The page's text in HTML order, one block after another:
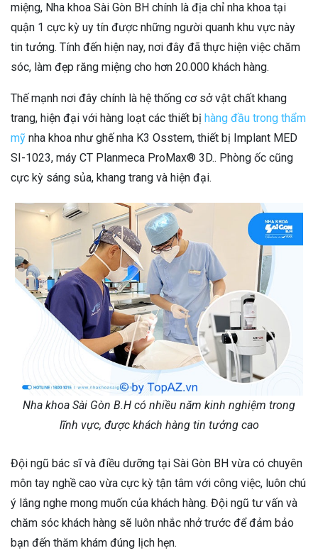
miệng, Nha khoa Sài Gòn BH chính là địa chỉ nha khoa tại
quận 1 cực kỳ uy tín được những người quanh khu vực này
tin tưởng. Tính đến hiện nay, nơi đây đã thực hiện việc chăm
sóc, làm đẹp răng miệng cho hơn 20.000 khách hàng.
Thế mạnh nơi đây chính là hệ thống cơ sở vật chất khang
trang, hiện đại với hàng loạt các thiết bị hàng đầu trong thẩm
mỹ nha khoa như ghế nha K3 Osstem, thiết bị Implant MED
SI-1023, máy CT Planmeca ProMax® 3D.. Phòng ốc cũng
cực kỳ sáng sủa, khang trang và hiện đại.
Nha khoa Sài Gòn B.H có nhiều năm kinh nghiệm trong
lĩnh vực, được khách hàng tin tưởng cao
Đội ngũ bác sĩ và điều dưỡng tại Sài Gòn BH vừa có chuyên
môn tay nghề cao vừa cực kỳ tận tâm với công việc, luôn chú
ý lắng nghe mong muốn của khách hàng. Đội ngũ tư vấn và
chăm sóc khách hàng sẽ luôn nhắc nhở trước để đảm bảo
bạn đến thăm khám đúng lịch hẹn.